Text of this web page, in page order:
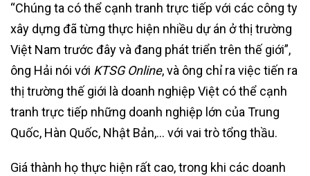
“Chúng ta có thể cạnh tranh trực tiếp với các công ty
xây dựng đã từng thực hiện nhiều dự án ở thị trường
Việt Nam trước đây và đang phát triển trên thế giới”,
ông Hải nói với KTSG Online, và ông chỉ ra việc tiến ra
thị trường thế giới là doanh nghiệp Việt có thể cạnh
tranh trực tiếp những doanh nghiệp lớn của Trung
Quốc, Hàn Quốc, Nhật Bản,… với vai trò tổng thầu.
Giá thành họ thực hiện rất cao, trong khi các doanh